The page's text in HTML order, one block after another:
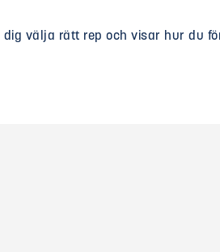
välja rätt rep och visar hur du